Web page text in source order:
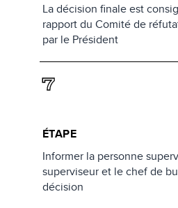
La décision finale est
rapport du Comité de
par le Président
7
ÉTAPE
Informer la personne
superviseur et le chef de
décision